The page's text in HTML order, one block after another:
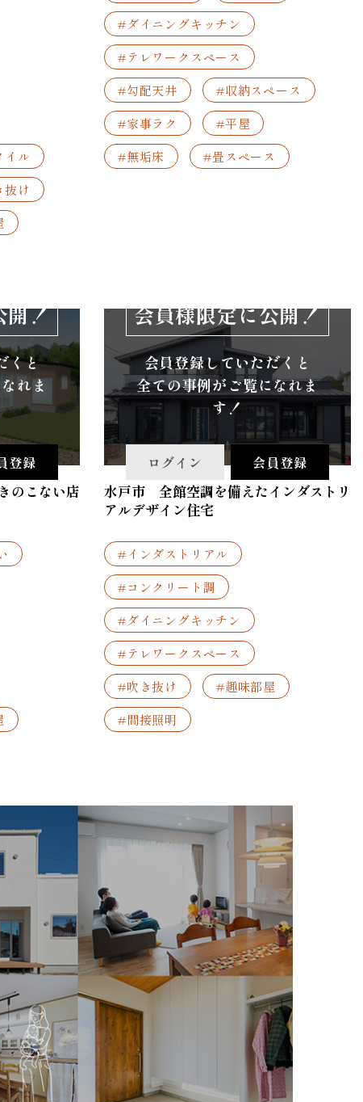
イル
け
#ダイニングキッチン
#テレワークスペース
#勾配天井
#収納スペース
#家事ラク
#平屋
#無垢床
#畳スペース
開！
くと
れま
登録
のこない店
会員様限定に公開！
会員登録していただくと
全ての事例がご覧になれま
す！
ログイン 会員登録
水戸市 全館空調を備えたインダストリ
アルデザイン住宅
#インダストリアル
#コンクリート調
#ダイニングキッチン
#テレワークスペース
#吹き抜け
#趣味部屋
#間接照明